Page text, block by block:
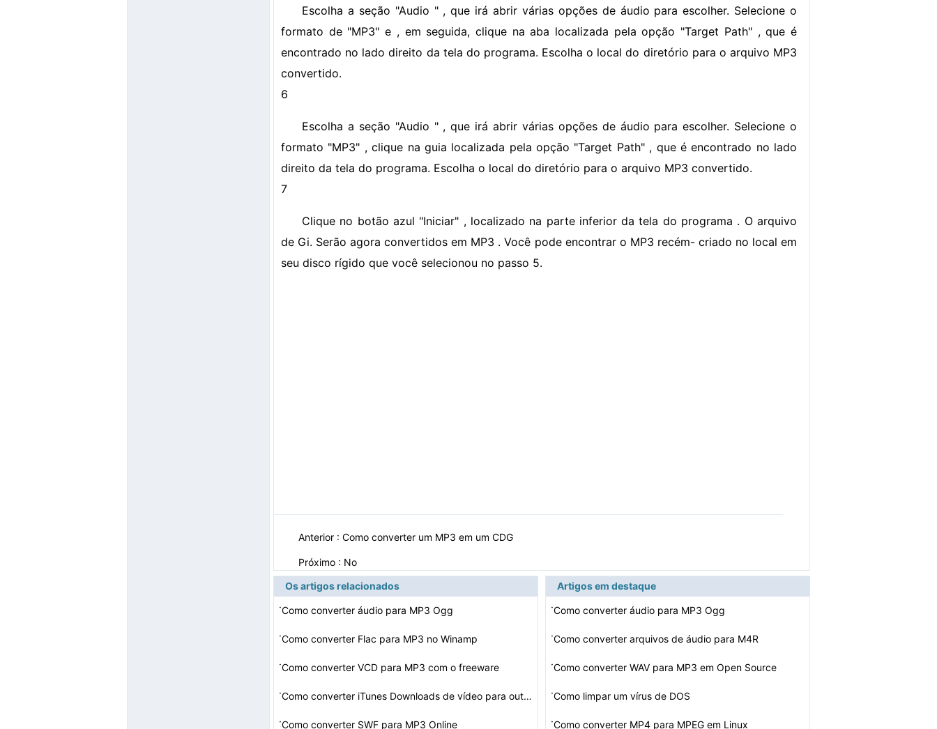
Escolha a seção "Audio " , que irá abrir várias opções de áudio para escolher. Selecione o
formato de "MP3" e , em seguida, clique na aba localizada pela opção "Target Path" , que é
encontrado no lado direito da tela do programa. Escolha o local do diretório para o arquivo MP3
convertido.
6
Escolha a seção "Audio " , que irá abrir várias opções de áudio para escolher. Selecione o
formato "MP3" , clique na guia localizada pela opção "Target Path" , que é encontrado no lado
direito da tela do programa. Escolha o local do diretório para o arquivo MP3 convertido.
7
Clique no botão azul "Iniciar" , localizado na parte inferior da tela do programa . O arquivo
de Gi. Serão agora convertidos em MP3 . Você pode encontrar o MP3 recém- criado no local em
seu disco rígido que você selecionou no passo 5.
Anterior : Como converter um MP3 em um CDG
Próximo : No
Os artigos relacionados
·Como converter áudio para MP3 Ogg
·Como converter Flac para MP3 no Winamp
·Como converter VCD para MP3 com o freeware
· Como converter iTunes Downloads de vídeo para outros t…
·Como converter SWF para MP3 Online
Artigos em destaque
·Como converter áudio para MP3 Ogg
·Como converter arquivos de áudio para M4R
·Como converter WAV para MP3 em Open Source
·Como limpar um vírus de DOS
·Como converter MP4 para MPEG em Linux